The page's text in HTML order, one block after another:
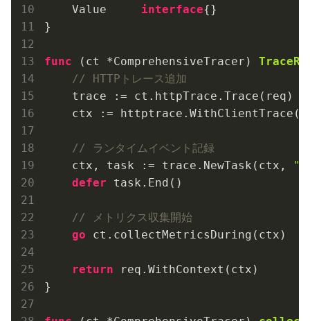
    Value
interface{}
}
func (ct *ComprehensiveTracer)
// HTTPトレース追加
    trace := ct.httpTrace.Trace(req)
ctx :=
// ランタイムイベント記録
    ctx, task := trace.NewTask(ctx,
defer task.End()
// メトリクス収集開始
go ct.collectMetricsDuring(ctx)
return req.WithContext(ctx)
}